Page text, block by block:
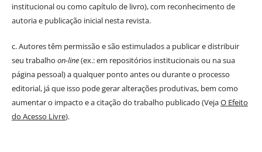
institucional ou como capítulo de livro), com reconhecimento de
autoria e publicação inicial nesta revista.
c. Autores têm permissão e são estimulados a publicar e distribuir
seu trabalho on-line(ex.: em repositórios institucionais ou na sua
página pessoal) a qualquer ponto antes ou durante o processo
editorial, já que isso pode gerar alterações produtivas, bem como
aumentar o impacto e a citação do trabalho publicado (VejaO Efeito
do Acesso Livre).